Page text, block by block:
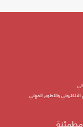
الالكتروني والتطوير المهني